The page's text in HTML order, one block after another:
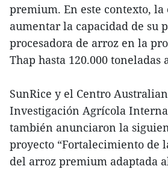
premium. En este contexto, la
aumentar la capacidad de su
procesadora de arroz en la
Thap hasta 120.000 toneladas
SunRice y el Centro
Investigación Agrícola
también anunciaron la
proyecto “Fortalecimiento de
del arroz premium adaptada